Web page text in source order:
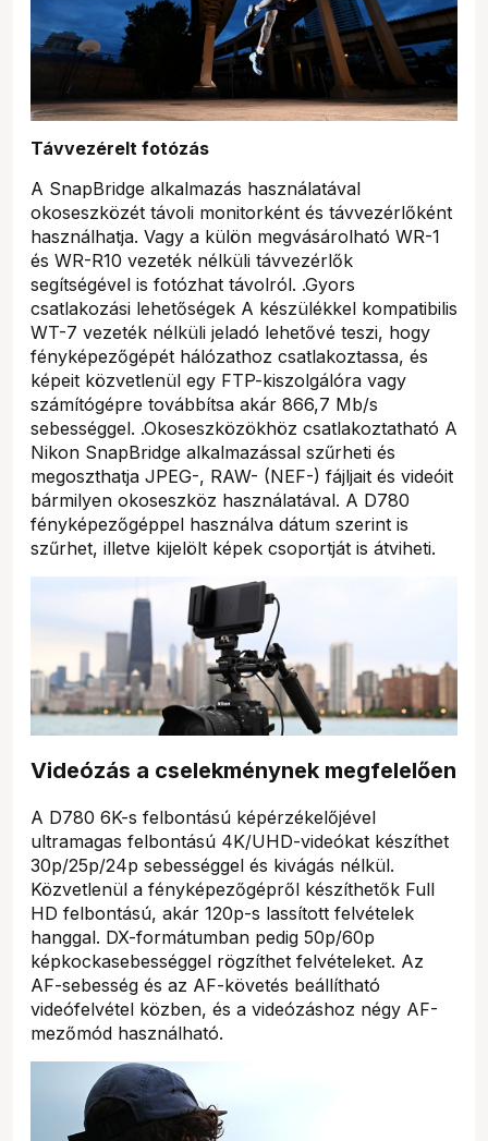
Távvezérelt fotózás
A SnapBridge alkalmazás használatával
okoseszközét távoli monitorként és távvezérlőként
használhatja. Vagy a külön megvásárolható WR-1
és WR-R10 vezeték nélküli távvezérlők
segítségével is fotózhat távolról. .Gyors
csatlakozási lehetőségek A készülékkel kompatibilis
WT-7 vezeték nélküli jeladó lehetővé teszi, hogy
fényképezőgépét hálózathoz csatlakoztassa, és
képeit közvetlenül egy FTP-kiszolgálóra vagy
számítógépre továbbítsa akár 866,7 Mb/s
sebességgel. .Okoseszközökhöz csatlakoztatható A
Nikon SnapBridge alkalmazással szűrheti és
megoszthatja JPEG-, RAW- (NEF-) fájljait és videóit
bármilyen okoseszköz használatával. A D780
fényképezőgéppel használva dátum szerint is
szűrhet, illetve kijelölt képek csoportját is átviheti.
Videózás a cselekménynek megfelelően
A D780 6K-s felbontású képérzékelőjével
ultramagas felbontású 4K/UHD-videókat készíthet
30p/25p/24p sebességgel és kivágás nélkül.
Közvetlenül a fényképezőgépről készíthetők Full
HD felbontású, akár 120p-s lassított felvételek
hanggal. DX-formátumban pedig 50p/60p
képkockasebességgel rögzíthet felvételeket. Az
AF-sebesség és az AF-követés beállítható
videófelvétel közben, és a videózáshoz négy AF-
mezőmód használható.